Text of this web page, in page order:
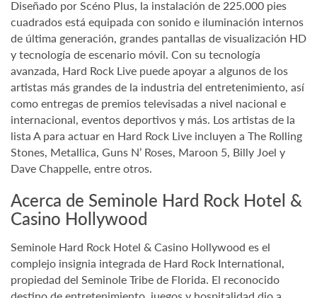
Diseñado por Scéno Plus, la instalación de 225.000 pies
cuadrados está equipada con sonido e iluminación internos
de última generación, grandes pantallas de visualización HD
y tecnología de escenario móvil. Con su tecnología
avanzada, Hard Rock Live puede apoyar a algunos de los
artistas más grandes de la industria del entretenimiento, así
como entregas de premios televisadas a nivel nacional e
internacional, eventos deportivos y más. Los artistas de la
lista A para actuar en Hard Rock Live incluyen a The Rolling
Stones, Metallica, Guns N’ Roses, Maroon 5, Billy Joel y
Dave Chappelle, entre otros.
Acerca de Seminole Hard Rock Hotel &
Casino Hollywood
Seminole Hard Rock Hotel & Casino Hollywood es el
complejo insignia integrada de Hard Rock International,
propiedad del Seminole Tribe de Florida. El reconocido